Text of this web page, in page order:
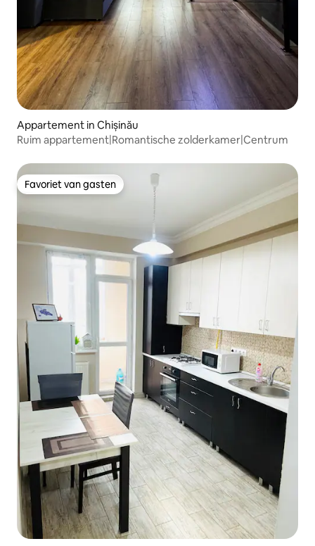
Appartement in Chișinău
Ruim appartement|Romantische zolderkamer|Centrum
Favoriet van gasten
Favoriet van gasten